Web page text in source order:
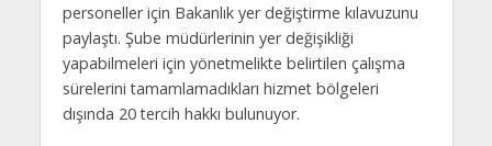
personeller için Bakanlık yer değiştirme kılavuzunu
paylaştı. Şube müdürlerinin yer değişikliği
yapabilmeleri için yönetmelikte belirtilen çalışma
sürelerini tamamlamadıkları hizmet bölgeleri
dışında 20 tercih hakkı bulunuyor.